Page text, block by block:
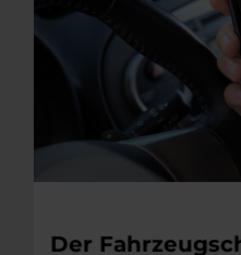
Der